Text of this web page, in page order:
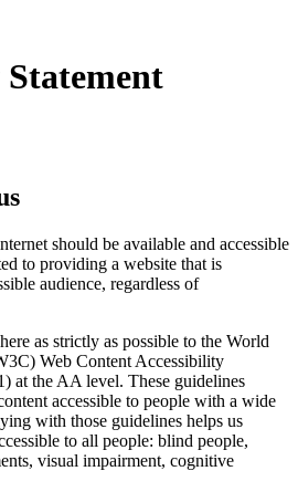
should be available and accessible
to providing a website that is
audience, regardless of
as strictly as possible to the World
Web Content Accessibility
at the AA level. These guidelines
accessible to people with a wide
with those guidelines helps us
to all people: blind people,
visual impairment, cognitive